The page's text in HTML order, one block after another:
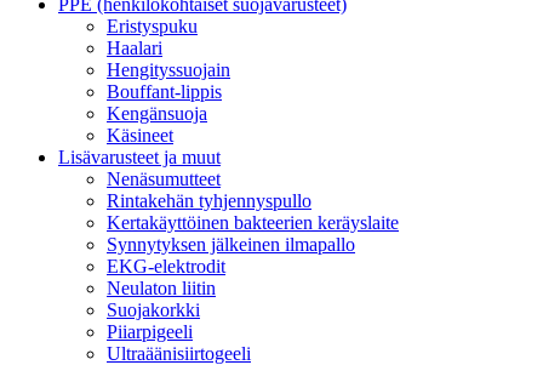
Eristyspuku
Haalari
Hengityssuojain
Bouffant-lippis
Kengänsuoja
Käsineet
Lisävarusteet ja muut
Nenäsumutteet
Rintakehän tyhjennyspullo
Kertakäyttöinen bakteerien keräyslaite
Synnytyksen jälkeinen ilmapallo
EKG-elektrodit
Neulaton liitin
Suojakorkki
Piiarpigeeli
Ultraäänisiirtogeeli